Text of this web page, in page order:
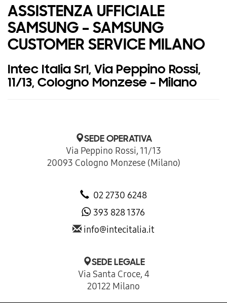
ASSISTENZA UFFICIALE
SAMSUNG – SAMSUNG
CUSTOMER SERVICE MILANO
Intec Italia Srl, Via Peppino Rossi,
11/13, Cologno Monzese – Milano
SEDE OPERATIVA
Via Peppino Rossi, 11/13
20093 Cologno Monzese (Milano)
02 2730 6248
393 828 1376
info@intecitalia.it
SEDE LEGALE
Via Santa Croce, 4
20122 Milano